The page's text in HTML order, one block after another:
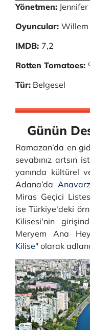
Yönetmen:
Oyuncular: Willem
IMDB: 7,2
Rotten Tomatoes:
Tür: Belgesel
Günün
Ramazan’da en
sevabınız artsın
yanında kültürel
Adana’da
Miras Geçici
ise Türkiye'deki
Kilisesi'nin
Meryem Ana
Kilise" olarak